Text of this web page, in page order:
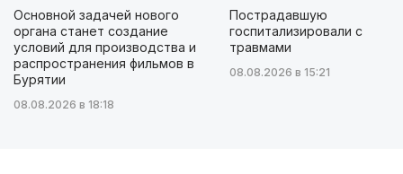
Основной задачей нового
органа станет создание
условий для производства и
распространения фильмов в
Бурятии
08.08.2026 в 18:18
Пострадавшую
госпитализировали с
травмами
08.08.2026 в 15:21